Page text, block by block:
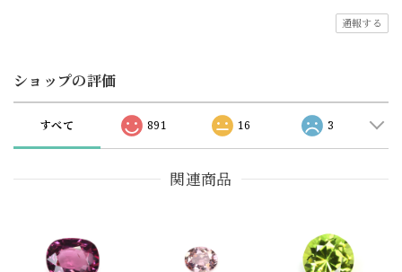
通報する
ショップの評価
すべて 891 16 3
関連商品